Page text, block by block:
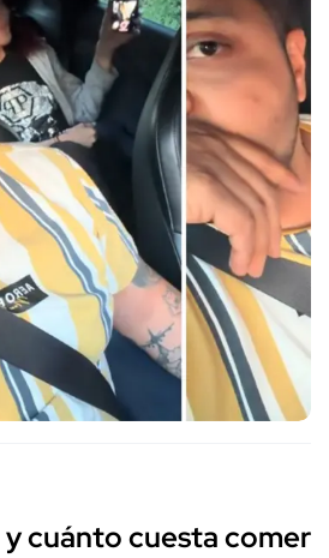
cuánto cuesta comer